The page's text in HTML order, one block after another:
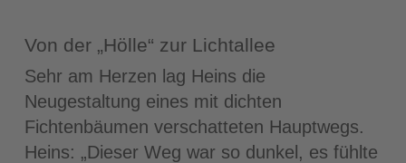
Von der „Hölle“ zur Lichtallee
Sehr am Herzen lag Heins die
Neugestaltung eines mit dichten
Fichtenbäumen verschatteten Hauptwegs.
Heins: „Dieser Weg war so dunkel, es fühlte